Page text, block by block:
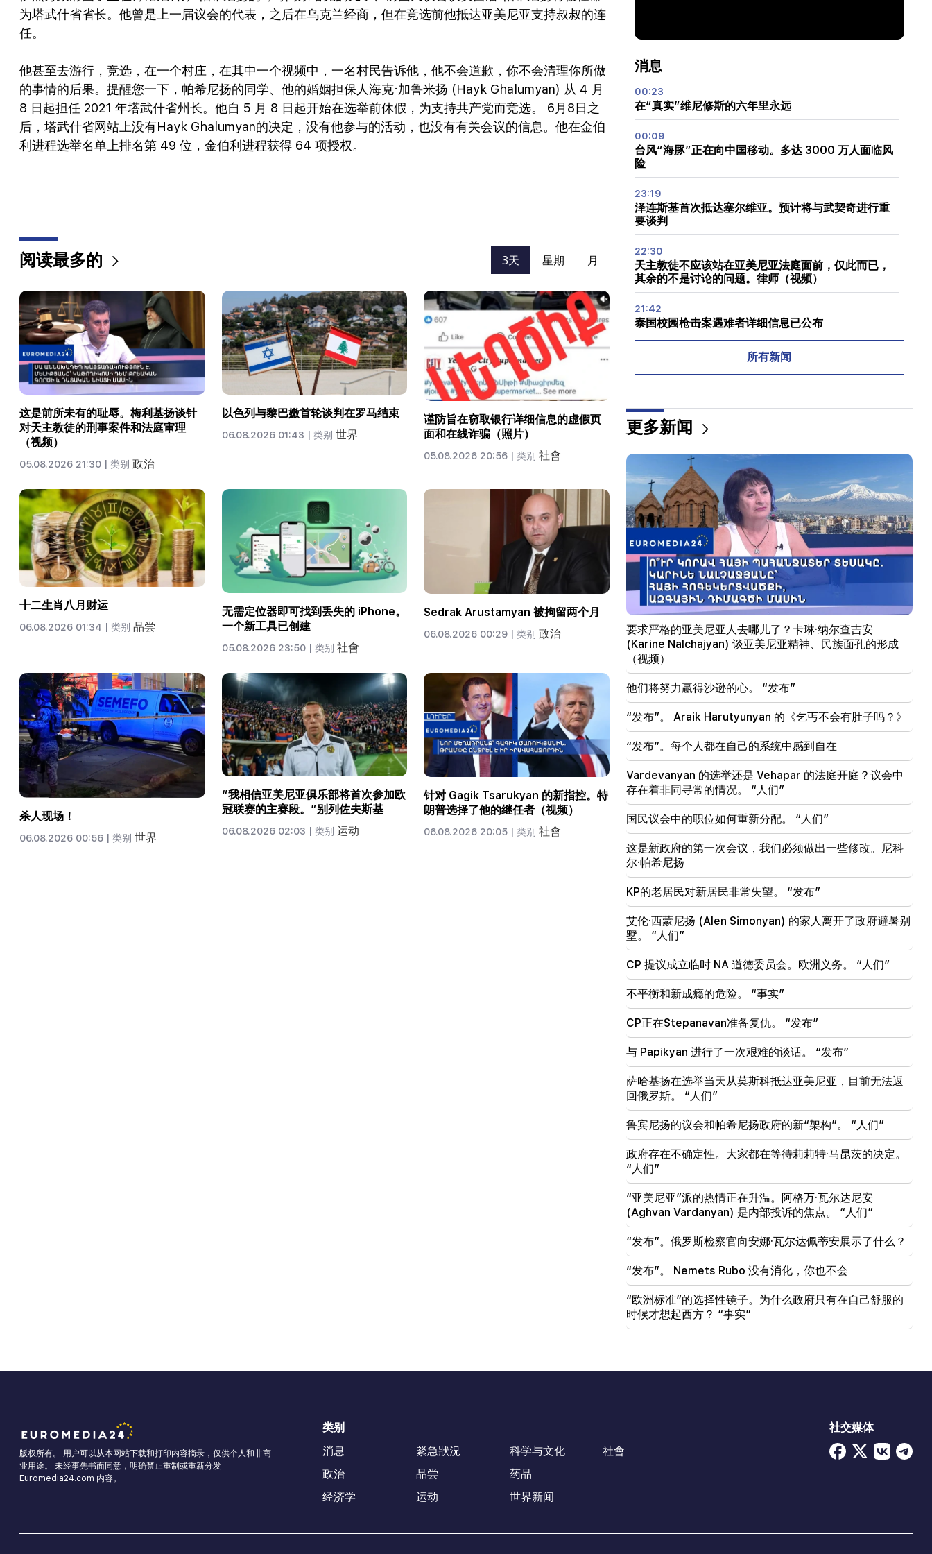
为塔武什省省长。他曾是上一届议会的代表，之后在乌克兰经商，但在竞选前他抵达亚美尼亚支持叔叔的连
任。
他甚至去游行，竞选，在一个村庄，在其中一个视频中，一名村民告诉他，他不会道歉，你不会清理你所做
的事情的后果。提醒您一下，帕希尼扬的同学、他的婚姻担保人海克·加鲁米扬 (Hayk Ghalumyan) 从 4 月
8 日起担任 2021 年塔武什省州长。他自 5 月 8 日起开始在选举前休假，为支持共产党而竞选。 6月8日之
后，塔武什省网站上没有Hayk Ghalumyan的决定，没有他参与的活动，也没有有关会议的信息。他在金伯
利进程选举名单上排名第 49 位，金伯利进程获得 64 项授权。
阅读最多的 3天 星期 月
这是前所未有的耻辱。梅利基扬谈针
对天主教徒的刑事案件和法庭审理
（视频）
05.08.2026 21:30 | 类别 政治
以色列与黎巴嫩首轮谈判在罗马结束
06.08.2026 01:43 | 类别 世界
谨防旨在窃取银行详细信息的虚假页
面和在线诈骗（照片）
05.08.2026 20:56 | 类别社會
十二生肖八月财运
06.08.2026 01:34 | 类别 品尝
无需定位器即可找到丢失的 iPhone。
一个新工具已创建
05.08.2026 23:50 | 类别 社會
Sedrak Arustamyan 被拘留两个月
06.08.2026 00:29 | 类别政治
杀人现场！
06.08.2026 00:56 | 类别 世界
“我相信亚美尼亚俱乐部将首次参加欧
冠联赛的主赛段。”别列佐夫斯基
06.08.2026 02:03 | 类别 运动
针对 Gagik Tsarukyan 的新指控。特
朗普选择了他的继任者（视频）
06.08.2026 20:05 | 类别社會
消息
00:23
在“真实”维尼修斯的六年里永远
00:09
台风“海豚”正在向中国移动。多达 3000 万人面临风
险
23:19
泽连斯基首次抵达塞尔维亚。预计将与武契奇进行重
要谈判
22:30
天主教徒不应该站在亚美尼亚法庭面前，仅此而已，
其余的不是讨论的问题。律师（视频）
21:42
泰国校园枪击案遇难者详细信息已公布
21:25
霍尔木兹海峡可能失去战略重要性
海克·康乔扬（Hayk Konjoryan）紧随阿伦·西蒙扬
（Alen Simonyan）之后。 CP整理关于他的“梅子”
（视频）
20:17
8月10日起Sayat-Nova大道交通秩序将发生变化
20:00
当巴库奏响 RA 国歌时，人们感到难以形容的自豪。詹
娜·安德烈亚西安
19:50
俄罗斯用“伊斯坎德尔”击落了军用列车。维哈帕尔案
法官回避（视频）
法官是亚美尼亚人。纳雷克·卡拉佩延
19:17 重要的
也许邮件功能不太好。内森主教谈君士坦丁堡宗主教
的沉默
在美国，Facebook和Instagram被罚款5.67亿美元
18:51
明沃迪暂停向亚美尼亚非法转移1600万卢布
18:30
Tatev社区前负责人Murad Simonyan将被没收400
万45.4万德拉姆
18:19
白俄罗斯缺乏苏联的管理体系。卢卡申科
09:45
亚美尼亚教会必须在各地受到保护，但结束这一切的
方法是权力更迭。蒂格兰·阿布拉米扬
09:28
他们将努力赢得沙逊的心。 “发布”
09:11
“发布”。 Araik Harutyunyan 的《乞丐不会有肚子
吗？》
所有新闻
更多新闻
要求严格的亚美尼亚人去哪儿了？卡琳·纳尔查吉安
(Karine Nalchajyan) 谈亚美尼亚精神、民族面孔的形成
（视频）
他们将努力赢得沙逊的心。 “发布”
“发布”。 Araik Harutyunyan 的《乞丐不会有肚子吗？》
“发布”。每个人都在自己的系统中感到自在
Vardevanyan 的选举还是 Vehapar 的法庭开庭？议会中
存在着非同寻常的情况。 “人们”
国民议会中的职位如何重新分配。 “人们”
这是新政府的第一次会议，我们必须做出一些修改。尼科
尔·帕希尼扬
KP的老居民对新居民非常失望。 “发布”
艾伦·西蒙尼扬 (Alen Simonyan) 的家人离开了政府避暑别
墅。 “人们”
CP 提议成立临时 NA 道德委员会。欧洲义务。 “人们”
不平衡和新成瘾的危险。 “事实”
CP正在Stepanavan准备复仇。 “发布”
与 Papikyan 进行了一次艰难的谈话。 “发布”
萨哈基扬在选举当天从莫斯科抵达亚美尼亚，目前无法返
回俄罗斯。 “人们”
鲁宾尼扬的议会和帕希尼扬政府的新“架构”。 “人们”
政府存在不确定性。大家都在等待莉莉特·马昆茨的决定。
“人们”
“亚美尼亚”派的热情正在升温。阿格万·瓦尔达尼安
(Aghvan Vardanyan) 是内部投诉的焦点。 “人们”
“发布”。俄罗斯检察官向安娜·瓦尔达佩蒂安展示了什么？
“发布”。 Nemets Rubo 没有消化，你也不会
“欧洲标准”的选择性镜子。为什么政府只有在自己舒服的
时候才想起西方？ “事实”
版权所有。 用户可以从本网站下载和打印内容摘录，仅供个人和非商
业用途。 未经事先书面同意，明确禁止重制或重新分发
Euromedia24.com 内容。
类别
消息
政治
经济学
緊急狀況
品尝
运动
科学与文化
药品
世界新闻
社會
社交媒体